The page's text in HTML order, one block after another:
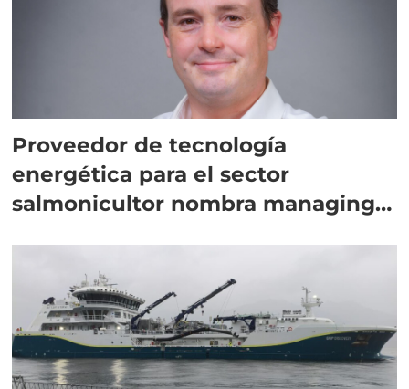
Proveedor de tecnología
energética para el sector
salmonicultor nombra managing